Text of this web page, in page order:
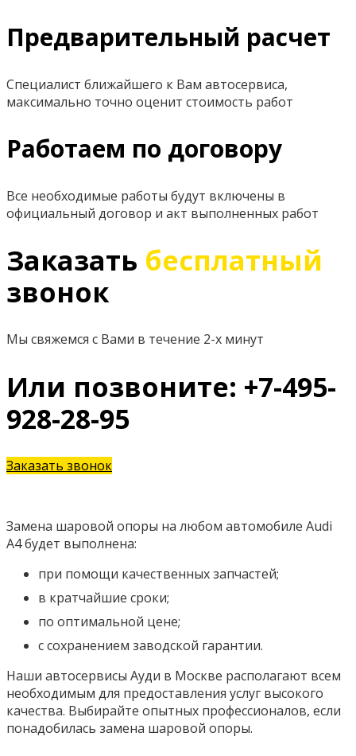
Предварительный расчет
Специалист ближайшего к Вам автосервиса,
максимально точно оценит стоимость работ
Работаем по договору
Все необходимые работы будут включены в
официальный договор и акт выполненных работ
Заказать бесплатный
звонок
Мы свяжемся с Вами в течение 2-х минут
Или позвоните: +7-495-
928-28-95
Заказать звонок
Замена шаровой опоры на любом автомобиле Audi
A4 будет выполнена:
при помощи качественных запчастей;
в кратчайшие сроки;
по оптимальной цене;
с сохранением заводской гарантии.
Наши автосервисы Ауди в Москве располагают всем
необходимым для предоставления услуг высокого
качества. Выбирайте опытных профессионалов, если
понадобилась замена шаровой опоры.